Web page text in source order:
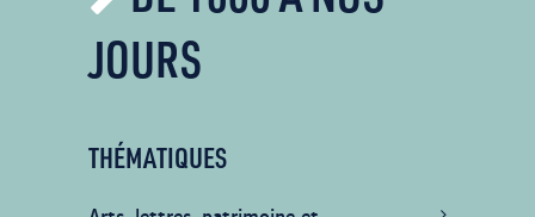
JOURS
THÉMATIQUES